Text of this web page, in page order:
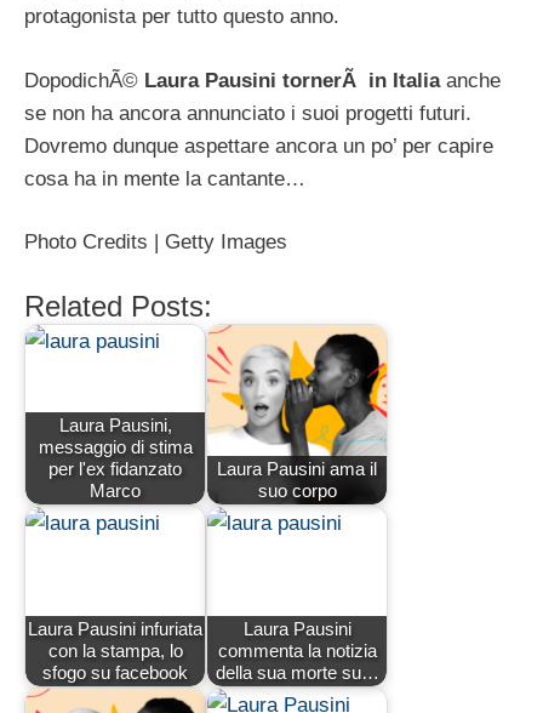
protagonista per tutto questo anno.
DopodichÃ© Laura Pausini tornerÃ in Italia anche
se non ha ancora annunciato i suoi progetti futuri.
Dovremo dunque aspettare ancora un po’ per capire
cosa ha in mente la cantante…
Photo Credits | Getty Images
Related Posts:
Laura Pausini,
messaggio di stima
per l'ex fidanzato
Marco
Laura Pausini ama il
suo corpo
Laura Pausini infuriata
con la stampa, lo
sfogo su facebook
Laura Pausini
commenta la notizia
della sua morte su…